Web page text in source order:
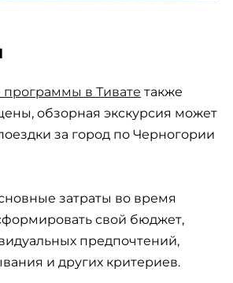
в Тивате также
обзорная экскурсия может
за город по Черногории
затраты во время
свой бюджет,
предпочтений,
и других критериев.